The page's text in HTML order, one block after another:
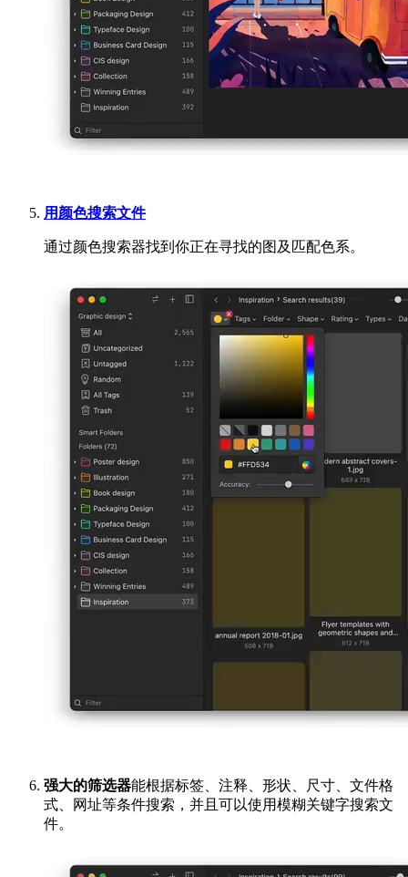
用颜色搜索文件
通过颜色搜索器找到你正在寻找的图及匹配色系。
强大的筛选器能根据标签、注释、形状、尺寸、文件格
式、网址等条件搜索，并且可以使用模糊关键字搜索文
件。